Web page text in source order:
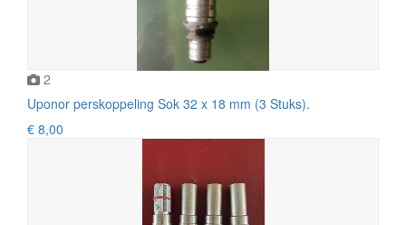
2
Uponor perskoppeling Sok 32 x 18 mm (3 Stuks).
€ 8,00